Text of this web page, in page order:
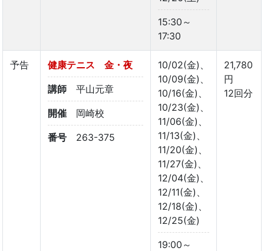
15:30～
17:30
予告 健康テニス 金・夜
講師 平山元章
開催 岡崎校
番号 263-375
10/02(金)、
10/09(金)、
10/16(金)、
10/23(金)、
11/06(金)、
11/13(金)、
11/20(金)、
11/27(金)、
12/04(金)、
12/11(金)、
12/18(金)、
12/25(金)
19:00～
21,780
円
12回分